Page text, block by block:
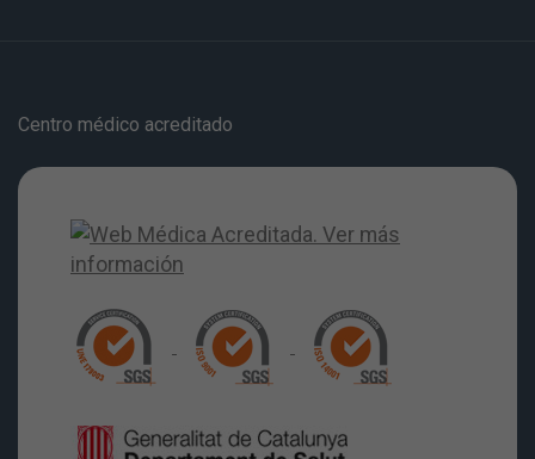
Centro médico acreditado